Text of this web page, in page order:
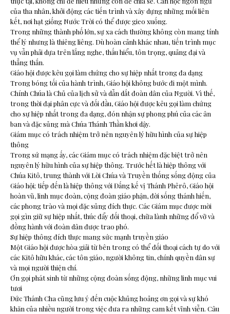
của tha nhân, khởi động các tiến trình và xây dựng những mối liên
kết, nơi hạt giống Nước Trời có thể được gieo xuống.
Trong những thành phố lớn, sự xa cách thường không còn mang tính
thể lý nhưng là thiêng liêng. Dù hoàn cảnh khác nhau, tiến trình mục
vụ vẫn phải dựa trên lắng nghe, thấu hiểu, tôn trọng, quảng đại và
thẳng thắn.
Giáo hội được kêu gọi làm chứng cho sự hiệp nhất trong đa dạng
Trong bóng tối của hành trình, Giáo hội không bước đi một mình.
Chính Chúa là Chủ của lịch sử và dẫn dắt đoàn dân của Người. Vì thế,
trong thời đại phân cực và đối đầu, Giáo hội được kêu gọi làm chứng
cho sự hiệp nhất trong đa dạng, đón nhận sự phong phú của các ân
ban và đặc sủng mà Chúa Thánh Thần khơi dậy.
Giám mục có trách nhiệm trở nên nguyên lý hữu hình của sự hiệp
thông
Trong sứ mạng ấy, các Giám mục có trách nhiệm đặc biệt trở nên
nguyên lý hữu hình của sự hiệp thông. Trước hết là hiệp thông với
Chúa Kitô, trung thành với Lời Chúa và Truyền thống sống động của
Giáo hội; tiếp đến là hiệp thông với Đấng kế vị Thánh Phêrô, Giáo hội
hoàn vũ, linh mục đoàn, cộng đoàn giáo phận, đời sống thánh hiến,
các phong trào và mọi đặc sủng đích thực. Các Giám mục được mời
gọi gìn giữ sự hiệp nhất, thúc đẩy đối thoại, chữa lành những đổ vỡ và
đồng hành với đoàn dân được trao phó.
Sự hiệp thông đích thực mang sức mạnh truyền giáo
Một Giáo hội được hòa giải từ bên trong có thể đối thoại cách tự do với
các Kitô hữu khác, các tôn giáo, người không tin, chính quyền dân sự
và mọi người thiện chí.
Ơn gọi phát sinh từ những cộng đoàn sống động, những linh mục vui
tươi
Đức Thánh Cha cũng lưu ý đến cuộc khủng hoảng ơn gọi và sự khó
khăn của nhiều người trong việc đưa ra những cam kết vĩnh viễn. Câu